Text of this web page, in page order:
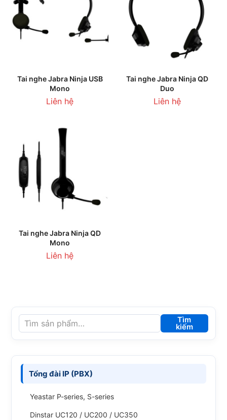
Tai nghe Jabra Ninja USB
Mono
Liên hệ
Tai nghe Jabra Ninja QD
Duo
Liên hệ
Tai nghe Jabra Ninja QD
Mono
Liên hệ
Tìm
kiếm
Tổng đài IP (PBX)
Yeastar P-series, S-series
Dinstar UC120 / UC200 / UC350